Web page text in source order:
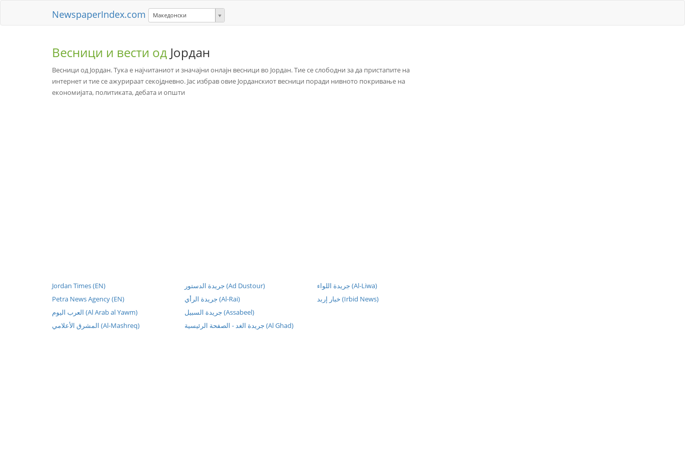
NewspaperIndex.com Македонски
Весници и вести од Јордан
Весници од Јордан. Тука е најчитаниот и значајни онлајн весници во Јордан. Тие се слободни за да пристапите на
интернет и тие се ажурираат секојдневно. Јас избрав овие Јорданскиот весници поради нивното покривање на
економијата, политиката, дебата и општи
Jordan Times (EN)
Petra News Agency (EN)
العرب اليوم (Al Arab al Yawm)
المشرق الأعلامي (Al-Mashreq)
جريدة الدستور (Ad Dustour)
جريدة الرأي (Al-Rai)
جريدة السبيل (Assabeel)
جريدة الغد - الصفحة الرئيسية (Al Ghad)
جريدة اللواء (Al-Liwa)
خبار إربد (Irbid News)